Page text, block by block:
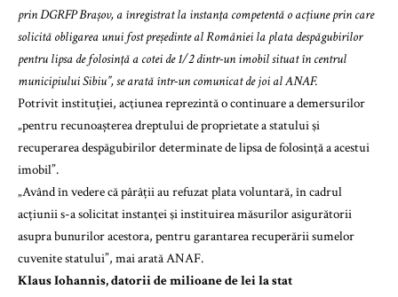
prin DGRFP Brașov, a înregistrat la instanţa competentă o acțiune prin care
solicită obligarea unui fost președinte al României la plata despăgubirilor
pentru lipsa de folosinţă a cotei de 1/2 dintr-un imobil situat în centrul
municipiului Sibiu”, se arată într-un comunicat de joi al ANAF.
Potrivit instituției, acţiunea reprezintă o continuare a demersurilor
„pentru recunoașterea dreptului de proprietate a statului şi
recuperarea despăgubirilor determinate de lipsa de folosinţă a acestui
imobil”.
„Având în vedere că pârâții au refuzat plata voluntară, în cadrul
acțiunii s-a solicitat instanţei şi instituirea măsurilor asigurătorii
asupra bunurilor acestora, pentru garantarea recuperării sumelor
cuvenite statului”, mai arată ANAF.
Klaus Iohannis, datorii de milioane de lei la stat